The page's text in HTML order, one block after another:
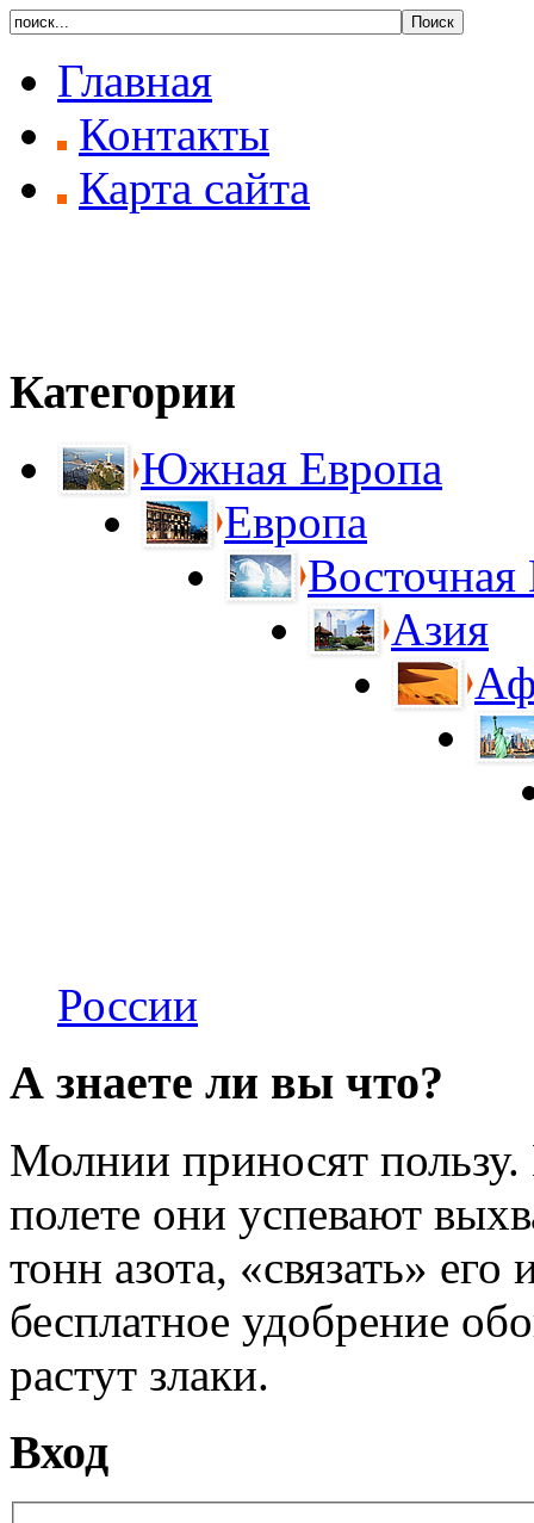
Главная
Контакты
Карта сайта
Категории
Южная Европа
Европа
Восточная
Азия
России
А знаете ли вы что?
Молнии приносят
полете они успевают
тонн азота, «связать»
бесплатное удобрение
растут злаки.
Вход